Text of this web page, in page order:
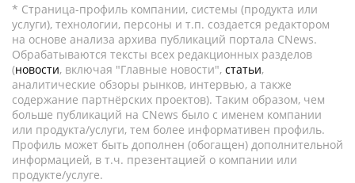
* Страница-профиль компании, системы (продукта или
услуги), технологии, персоны и т.п. создается редактором
на основе анализа архива публикаций портала CNews.
Обрабатываются тексты всех редакционных разделов
(новости, включая "Главные новости", статьи,
аналитические обзоры рынков, интервью, а также
содержание партнёрских проектов). Таким образом, чем
больше публикаций на CNews было с именем компании
или продукта/услуги, тем более информативен профиль.
Профиль может быть дополнен (обогащен) дополнительной
информацией, в т.ч. презентацией о компании или
продукте/услуге.